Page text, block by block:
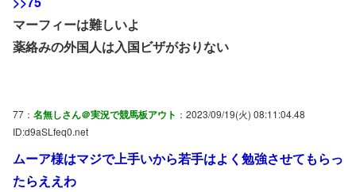
マーフィーは難しいよ
薬絡みの外国人は入国ビザがおりない
77： 名無しさん＠実況で競馬板アウト ：2023/09/19(火) 08:11:04.48
ID:d9aSLfeq0.net
ムーア様はマジで上手いから若手はよく勉強させてもらっ
たらええわ